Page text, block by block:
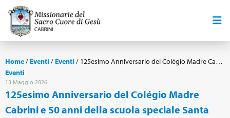
Home/ Eventi / Eventi / 125esimo Anniversario del Colégio Madre Cabrini e 50 anni della scuola speciale Santa Maria a Rosario
Eventi
13 Maggio 2026
125esimo Anniversario del Colégio Madre
Cabrini e 50 anni della scuola speciale Santa